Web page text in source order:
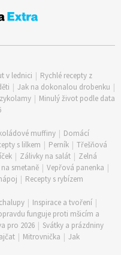
v lednici | Rychlé recepty z
| Jak na dokonalou drobenku |
| Minulý život podle data
muffiny | Domácí
s lilkem | Perník | Třešňová
| Zálivky na salát | Zelná
smetaně | Vepřová panenka |
| Recepty s rybízem
| Inspirace a tvoření |
funguje proti mšicím a
pro 2026 | Svátky a prázdniny
| Mitrovnička | Jak